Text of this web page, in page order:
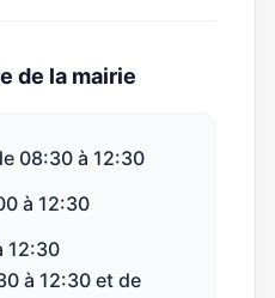
de la mairie
08:30 à 12:30
à 12:30
12:30
à 12:30 et de